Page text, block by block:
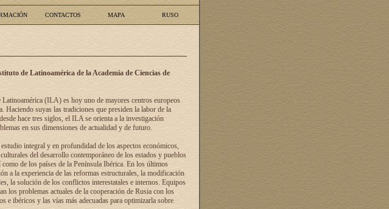
CONTACTOS MAPA RUSO
de Latinoamérica de la Academia de Ciencias de
(ILA) es hoy uno de mayores centros europeos
Haciendo suyas las tradiciones que presiden la labor de la
hace tres siglos, el ILA se orienta a la investigación
en sus dimensiones de actualidad y de futuro.
integral y en profundidad de los aspectos económicos,
del desarrollo contemporáneo de los estados y pueblos
de los países de la Península Ibérica. En los últimos
a la experiencia de las reformas estructurales, la modificación
la solución de los conflictos interestatales e internos. Equipos
los problemas actuales de la cooperación de Rusia con los
e ibéricos y las vías más adecuadas para optimizarla sobre